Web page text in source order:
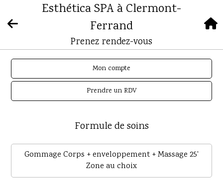
Esthética SPA à Clermont-
Ferrand
Prenez rendez-vous
Mon compte
Prendre un RDV
Formule de soins
Gommage Corps + enveloppement + Massage 25'
Zone au choix